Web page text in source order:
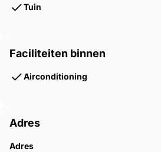
Tuin
Faciliteiten binnen
Airconditioning
Adres
Adres